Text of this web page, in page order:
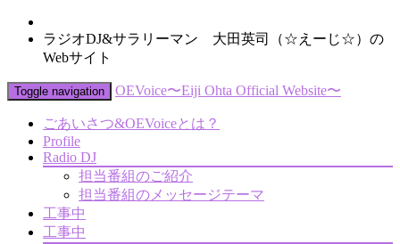
ラジオDJ&サラリーマン 大田英司（☆えーじ☆）の
Webサイト
Toggle navigation OEVoice〜Eiji Ohta Official Website〜
ごあいさつ&OEVoiceとは？
Profile
Radio DJ
担当番組のご紹介
担当番組のメッセージテーマ
工事中
工事中